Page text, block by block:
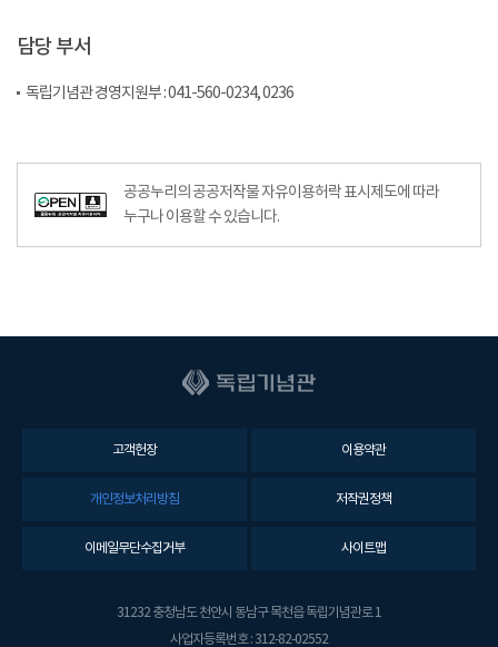
담당 부서
독립기념관 경영지원부 : 041-560-0234, 0236
공공누리의 공공저작물 자유이용허락 표시제도에 따라
누구나 이용할 수 있습니다.
고객헌장 이용약관
개인정보처리방침 저작권정책
이메일무단수집거부 사이트맵
31232 충청남도 천안시 동남구 목천읍 독립기념관로 1
사업자등록번호 : 312-82-02552